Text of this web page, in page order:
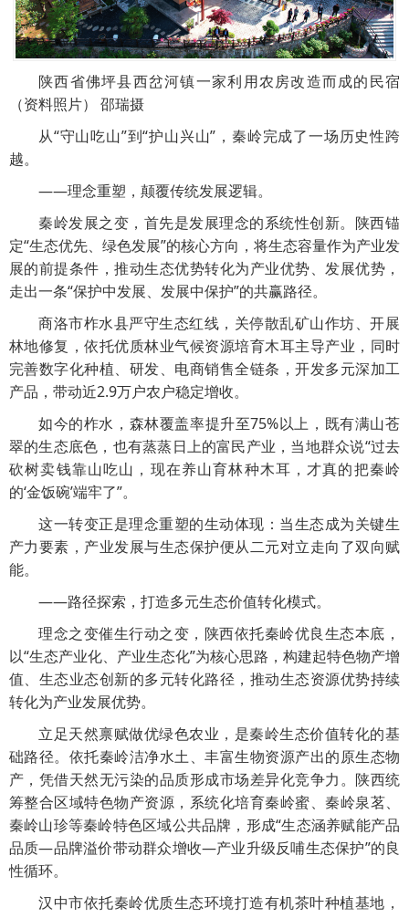
陕西省佛坪县西岔河镇一家利用农房改造而成的民宿
（资料照片） 邵瑞摄
从“守山吃山”到“护山兴山”，秦岭完成了一场历史性跨
越。
——理念重塑，颠覆传统发展逻辑。
秦岭发展之变，首先是发展理念的系统性创新。陕西锚
定“生态优先、绿色发展”的核心方向，将生态容量作为产业发
展的前提条件，推动生态优势转化为产业优势、发展优势，
走出一条“保护中发展、发展中保护”的共赢路径。
商洛市柞水县严守生态红线，关停散乱矿山作坊、开展
林地修复，依托优质林业气候资源培育木耳主导产业，同时
完善数字化种植、研发、电商销售全链条，开发多元深加工
产品，带动近2.9万户农户稳定增收。
如今的柞水，森林覆盖率提升至75%以上，既有满山苍
翠的生态底色，也有蒸蒸日上的富民产业，当地群众说“过去
砍树卖钱靠山吃山，现在养山育林种木耳，才真的把秦岭
的‘金饭碗’端牢了”。
这一转变正是理念重塑的生动体现：当生态成为关键生
产力要素，产业发展与生态保护便从二元对立走向了双向赋
能。
——路径探索，打造多元生态价值转化模式。
理念之变催生行动之变，陕西依托秦岭优良生态本底，
以“生态产业化、产业生态化”为核心思路，构建起特色物产增
值、生态业态创新的多元转化路径，推动生态资源优势持续
转化为产业发展优势。
立足天然禀赋做优绿色农业，是秦岭生态价值转化的基
础路径。依托秦岭洁净水土、丰富生物资源产出的原生态物
产，凭借天然无污染的品质形成市场差异化竞争力。陕西统
筹整合区域特色物产资源，系统化培育秦岭蜜、秦岭泉茗、
秦岭山珍等秦岭特色区域公共品牌，形成“生态涵养赋能产品
品质—品牌溢价带动群众增收—产业升级反哺生态保护”的良
性循环。
汉中市依托秦岭优质生态环境打造有机茶叶种植基地，